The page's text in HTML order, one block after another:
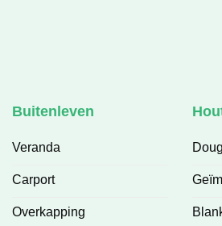
Buitenleven
Veranda
Carport
Overkapping